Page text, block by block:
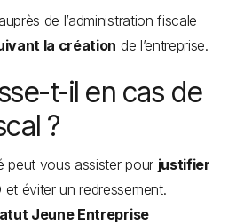
de l’administration fiscale
la création de l’entreprise.
t-il en cas de
?
peut vous assister pour justifier
et éviter un redressement.
Jeune Entreprise